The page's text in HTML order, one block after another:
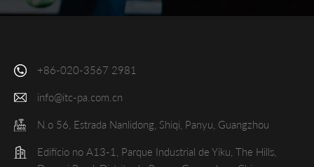
+86-020-3567 2981
info@itc-pa.com.cn
N.o 56, Estrada Nanlidong, Shiqi, Panyu, Guangzhou
Edifício no A13-1, Parque Industrial de Yiku, The Hills,